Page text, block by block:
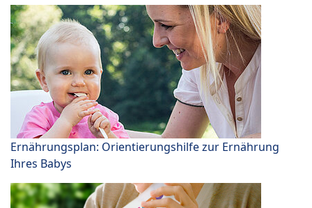
Ernährungsplan: Orientierungshilfe zur Ernährung
Ihres Babys